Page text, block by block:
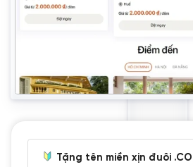
Tặng tên miền xịn đuôi